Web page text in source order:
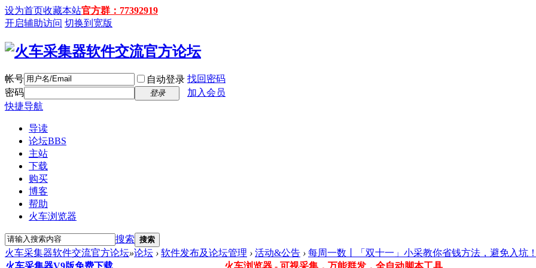
设为首页收藏本站官方群：77392919
开启辅助访问 切换到宽版
帐号 自动登录 找回密码
密码
登录
加入会员
快捷导航
导读
论坛BBS
主站
下载
购买
博客
帮助
火车浏览器
搜索 搜索
火车采集器软件交流官方论坛»论坛 › 软件发布及论坛管理 › 活动&公告 › 每周一数丨「双十一」小采教你省钱方法，避免入坑
火车采集器V9版免费下载
火车浏览器 - 可视采集，万能群发，全自动脚本工具